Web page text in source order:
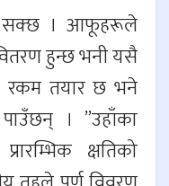
सक्छ । आफूहरूले
हुन्छ भनी यसै
रकम तयार छ भने
। ”उहाँका
क्षतिको